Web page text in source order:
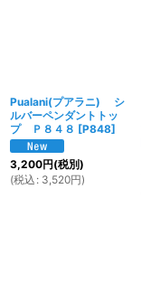
Pualani(プアラニ) シ
ルバーペンダントトッ
プ Ｐ８４８ [P848]
3,200円(税別)
(税込 : 3,520円)